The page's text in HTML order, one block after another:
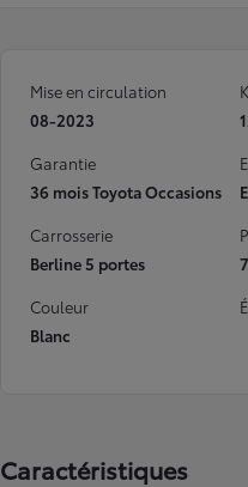
Mise en circulation
08-2023
Garantie
36 mois Toyota Occasions
Carrosserie
Berline 5 portes
Couleur
Blanc
Caractéristiques